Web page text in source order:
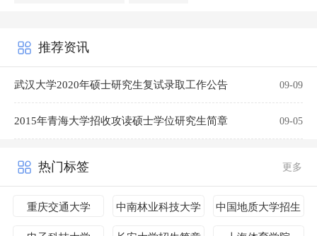
推荐资讯
武汉大学2020年硕士研究生复试录取工作公告 09-09
2015年青海大学招收攻读硕士学位研究生简章 09-05
热门标签 更多
重庆交通大学
中南林业科技大学
中国地质大学招生